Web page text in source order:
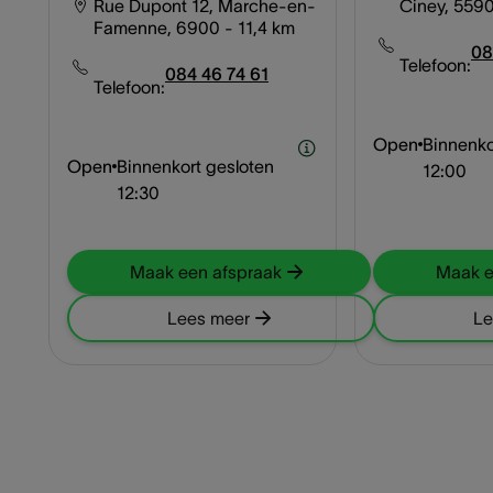
Rue Dupont 12, Marche-en-
Famenne, 6900 - 11,4 km
Telefoon:
084 46 74 61
Open Binnenkort gesloten
12:30
Maak een afspraak
Lees meer
Ciney,
Telefoon:
Open
12:00
Maak